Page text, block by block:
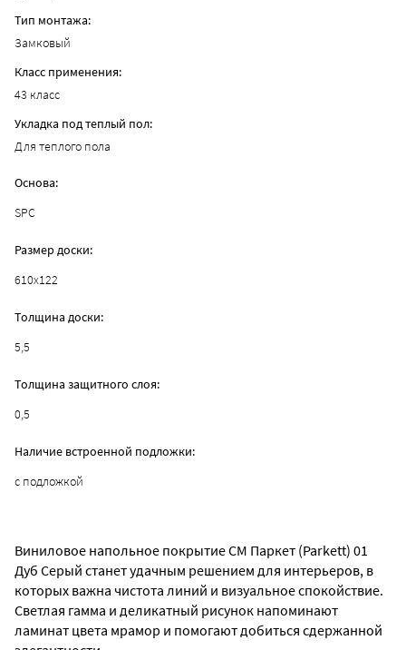
Основа:
SPC
Размер доски:
610x122
Толщина доски:
5,5
Толщина защитного слоя:
0,5
Наличие встроенной подложки:
с подложкой
Тип монтажа:
Замковый
Класс применения:
43 класс
Укладка под теплый пол:
Для теплого пола
Виниловое напольное покрытие CM Паркет (Parkett) 01
Дуб Серый станет удачным решением для интерьеров, в
которых важна чистота линий и визуальное спокойствие.
Светлая гамма и деликатный рисунок напоминают
ламинат цвета мрамор и помогают добиться сдержанной